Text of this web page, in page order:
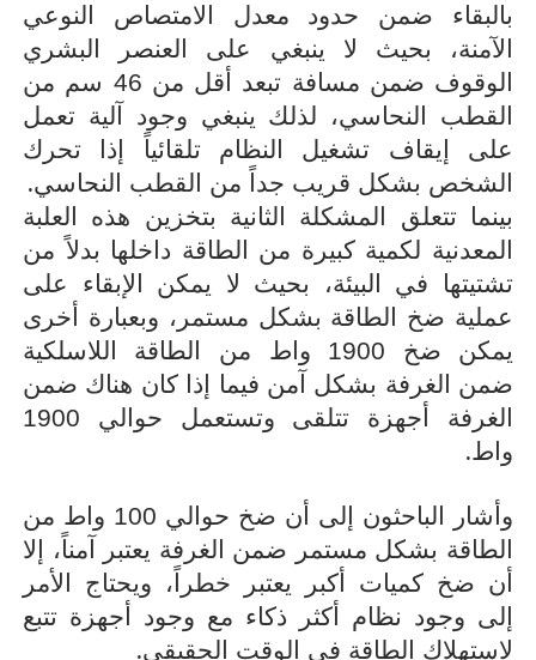
بالبقاء ضمن حدود معدل الامتصاص النوعي
الآمنة، بحيث لا ينبغي على العنصر البشري
الوقوف ضمن مسافة تبعد أقل من 46 سم من
القطب النحاسي، لذلك ينبغي وجود آلية تعمل
على إيقاف تشغيل النظام تلقائياً إذا تحرك
الشخص بشكل قريب جداً من القطب النحاسي.
بينما تتعلق المشكلة الثانية بتخزين هذه العلبة
المعدنية لكمية كبيرة من الطاقة داخلها بدلاً من
تشتيتها في البيئة، بحيث لا يمكن الإبقاء على
عملية ضخ الطاقة بشكل مستمر، وبعبارة أخرى
يمكن ضخ 1900 واط من الطاقة اللاسلكية
ضمن الغرفة بشكل آمن فيما إذا كان هناك ضمن
الغرفة أجهزة تتلقى وتستعمل حوالي 1900
واط.
وأشار الباحثون إلى أن ضخ حوالي 100 واط من
الطاقة بشكل مستمر ضمن الغرفة يعتبر آمناً، إلا
أن ضخ كميات أكبر يعتبر خطراً، ويحتاج الأمر
إلى وجود نظام أكثر ذكاء مع وجود أجهزة تتبع
لاستهلاك الطاقة في الوقت الحقيقي